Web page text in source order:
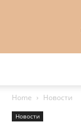
Home Новости
Новости